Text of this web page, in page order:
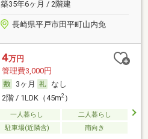
築35年6ヶ月 / 2階建
長崎県平戸市田平町山内免
4万円
管理費3,000円
3ヶ月
なし
2階 / 1LDK（45m2）
一人暮らし
二人暮らし
駐車場(近隣含) 南向き